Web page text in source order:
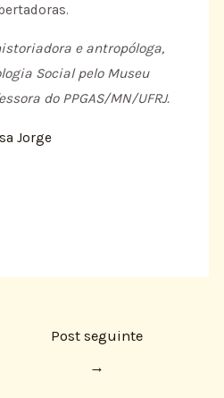
e antropóloga,
Social pelo Museu
do PPGAS/MN/UFRJ.
Jorge
Post seguinte
→